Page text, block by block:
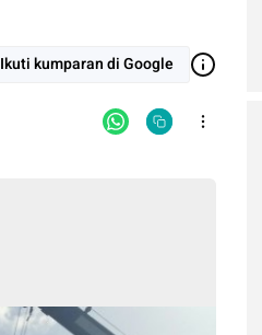
Ikuti kumparan di Google